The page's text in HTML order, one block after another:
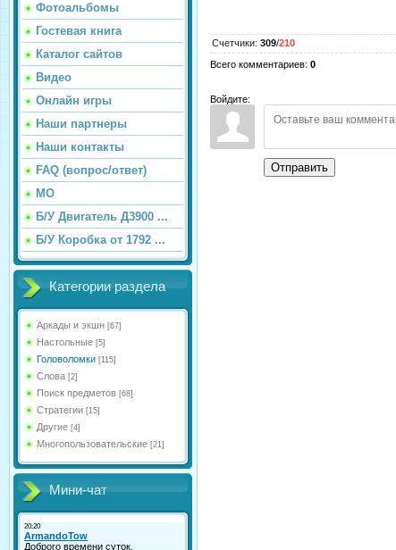
Фотоальбомы
Гостевая книга
Каталог сайтов
Видео
Онлайн игры
Наши партнеры
Наши контакты
FAQ (вопрос/ответ)
МО
Б/У Двигатель Д3900 ...
Б/У Коробка от 1792 ...
Категории раздела
Аркады и экшн [67]
Настольные [5]
Головоломки [115]
Слова [2]
Поиск предметов [68]
Стратегии [15]
Другие [4]
Многопользовательские [21]
Мини-чат
Счетчики: 309/210
Всего комментариев: 0
Войдите:
Отправить